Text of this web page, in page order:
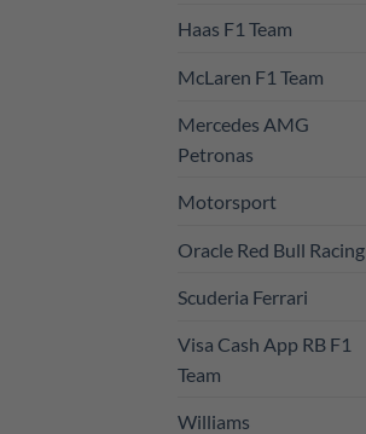
Haas F1 Team
McLaren F1 Team
Mercedes AMG
Petronas
Motorsport
Oracle Red Bull Racing
Scuderia Ferrari
Visa Cash App RB F1
Team
Williams